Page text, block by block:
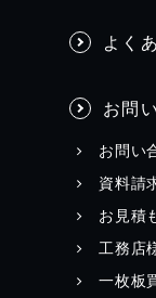
よく
お問
お問い
資料請
お見積
工務店
一枚板